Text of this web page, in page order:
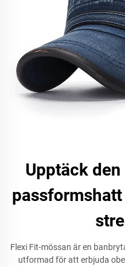
Upptäck
Flexi Fit-mössan är en
utformad för att erbjuda